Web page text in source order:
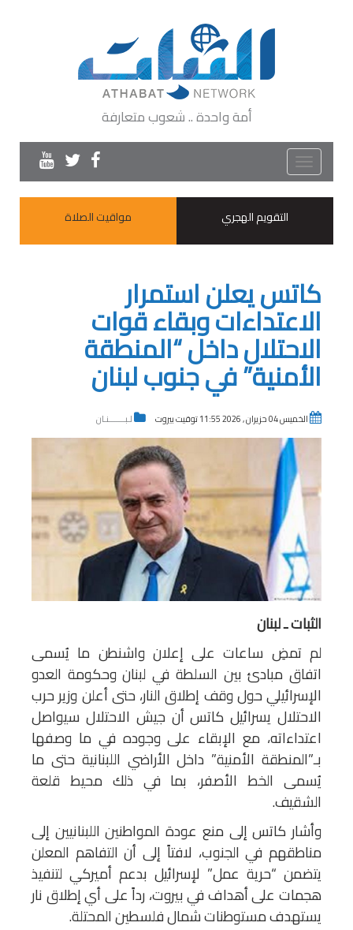
أمة واحدة .. شعوب متعارفة
Toggle
navigation
التقويم الهجري
مواقيت الصلاة
كاتس يعلن استمرار
الاعتداءات وبقاء قوات
الاحتلال داخل “المنطقة
الأمنية” في جنوب لبنان
الخميس 04 حزيران , 2026 11:55 توقيت بيروت لـبـــــــنـان
الثبات ـ لبنان
لم تمضِ ساعات على إعلان واشنطن ما يُسمى
اتفاق مبادئ بين السلطة في لبنان وحكومة العدو
الإسرائيلي حول وقف إطلاق النار، حتى أعلن وزير حرب
الاحتلال يسرائيل كاتس أن جيش الاحتلال سيواصل
اعتداءاته، مع الإبقاء على وجوده في ما وصفها
بـ”المنطقة الأمنية” داخل الأراضي اللبنانية حتى ما
يُسمى الخط الأصفر، بما في ذلك محيط قلعة
الشقيف.
وأشار كاتس إلى منع عودة المواطنين اللبنانيين إلى
مناطقهم في الجنوب، لافتاً إلى أن التفاهم المعلن
يتضمن “حرية عمل” لإسرائيل بدعم أميركي لتنفيذ
هجمات على أهداف في بيروت، رداً على أي إطلاق نار
يستهدف مستوطنات شمال فلسطين المحتلة.